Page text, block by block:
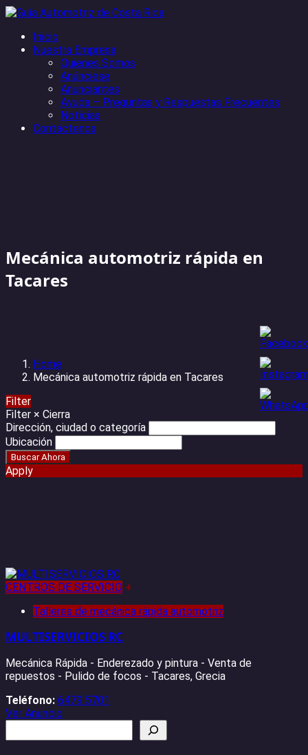
Inicio
Nuestra Empresa
Quienes Somos
Anúnciese
Anunciantes
Ayuda – Preguntas y Respuestas Frecuentes
Noticias
Contáctenos
Mecánica automotriz rápida en
Tacares
Home
Mecánica automotriz rápida en Tacares
Filter
Filter × Cierra
Dirección, ciudad o categoría
Ubicación
Apply
CENTROS DE SERVICIO +
Talleres de mecánica rápida automotriz
MULTISERVICIOS RC
Mecánica Rápida - Enderezado y pintura - Venta de
repuestos - Pulido de focos - Tacares, Grecia
Teléfono: 6479 5701
Ver Anuncio